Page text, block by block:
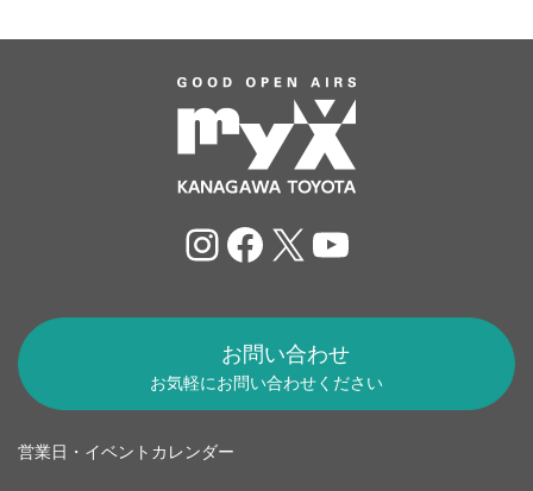
Instagram
Facebook
X YouTube
お問い合わせ
お気軽にお問い合わせください
営業日・イベントカレンダー